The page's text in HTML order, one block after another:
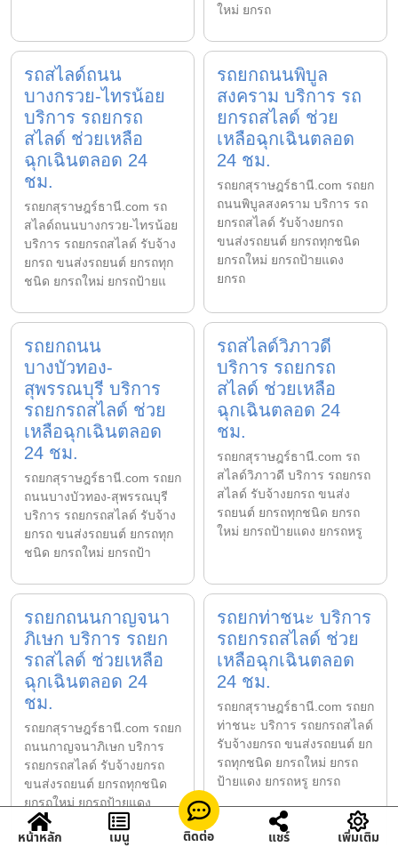
ใหม่ ยกรถ
รถสไลด์ถนน
บางกรวย-ไทรน้อย
บริการ รถยกรถ
สไลด์ ช่วยเหลือ
ฉุกเฉินตลอด 24
ชม.
รถยกสุราษฎร์ธานี.com รถ
สไลด์ถนนบางกรวย-ไทรน้อย
บริการ รถยกรถสไลด์ รับจ้าง
ยกรถ ขนส่งรถยนต์ ยกรถทุก
ชนิด ยกรถใหม่ ยกรถป้ายแ
รถยกถนนพิบูล
สงคราม บริการ รถ
ยกรถสไลด์ ช่วย
เหลือฉุกเฉินตลอด
24 ชม.
รถยกสุราษฎร์ธานี.com รถยก
ถนนพิบูลสงคราม บริการ รถ
ยกรถสไลด์ รับจ้างยกรถ
ขนส่งรถยนต์ ยกรถทุกชนิด
ยกรถใหม่ ยกรถป้ายแดง
ยกรถ
รถยกถนน
บางบัวทอง-
สุพรรณบุรี บริการ
รถยกรถสไลด์ ช่วย
เหลือฉุกเฉินตลอด
24 ชม.
รถยกสุราษฎร์ธานี.com รถยก
ถนนบางบัวทอง-สุพรรณบุรี
บริการ รถยกรถสไลด์ รับจ้าง
ยกรถ ขนส่งรถยนต์ ยกรถทุก
ชนิด ยกรถใหม่ ยกรถป้า
รถสไลด์วิภาวดี
บริการ รถยกรถ
สไลด์ ช่วยเหลือ
ฉุกเฉินตลอด 24
ชม.
รถยกสุราษฎร์ธานี.com รถ
สไลด์วิภาวดี บริการ รถยกรถ
สไลด์ รับจ้างยกรถ ขนส่ง
รถยนต์ ยกรถทุกชนิด ยกรถ
ใหม่ ยกรถป้ายแดง ยกรถหรู
รถยกถนนกาญจนา
ภิเษก บริการ รถยก
รถสไลด์ ช่วยเหลือ
ฉุกเฉินตลอด 24
ชม.
รถยกสุราษฎร์ธานี.com รถยก
ถนนกาญจนาภิเษก บริการ
รถยกรถสไลด์ รับจ้างยกรถ
ขนส่งรถยนต์ ยกรถทุกชนิด
ยกรถใหม่ ยกรถป้ายแดง
ยกรถ
รถยกท่าชนะ บริการ
รถยกรถสไลด์ ช่วย
เหลือฉุกเฉินตลอด
24 ชม.
รถยกสุราษฎร์ธานี.com รถยก
ท่าชนะ บริการ รถยกรถสไลด์
รับจ้างยกรถ ขนส่งรถยนต์ ยก
รถทุกชนิด ยกรถใหม่ ยกรถ
ป้ายแดง ยกรถหรู ยกรถ
หน้าหลัก เมนู ติดต่อ แชร์ เพิ่มเติม